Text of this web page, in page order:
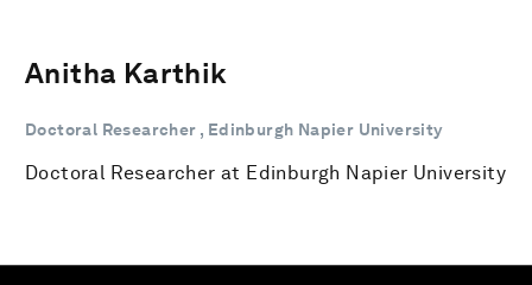
Anitha Karthik
Doctoral Researcher , Edinburgh Napier University
Doctoral Researcher at Edinburgh Napier University